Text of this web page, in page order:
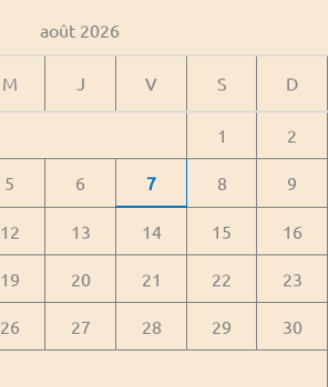
août 2026
M J V S D
1 2
5 6 7 8 9
12 13 14 15 16
19 20 21 22 23
26 27 28 29 30